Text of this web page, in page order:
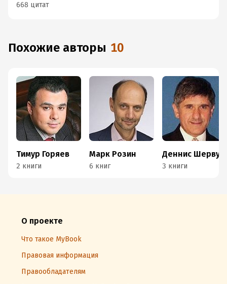
668 цитат
Похожие авторы 10
Тимур Горяев
2 книги
Марк Розин
6 книг
Деннис Шервуд
3 книги
О проекте
Что такое MyBook
Правовая информация
Правообладателям